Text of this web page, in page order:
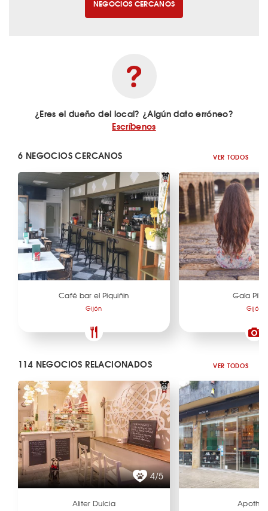
NEGOCIOS CERCANOS
¿Eres el dueño del local? ¿Algún dato erróneo?
Escríbenos
6 NEGOCIOS CERCANOS VER TODOS
Café bar el Piquiñin
Gijón
Gala
Gijón
114 NEGOCIOS RELACIONADOS VER TODOS
4/5
Aliter Dulcia